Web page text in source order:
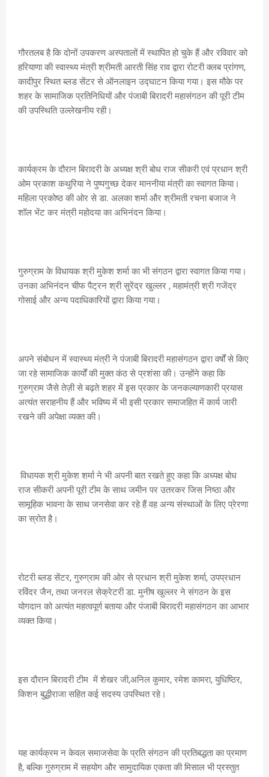
गौरतलब है कि दोनों उपकरण अस्पतालों में स्थापित हो चुके हैं और रविवार को
हरियाणा की स्वास्थ्य मंत्री श्रीमती आरती सिंह राव द्वारा रोटरी क्लब प्रांगण,
कादीपुर स्थित ब्लड सेंटर से ऑनलाइन उद्घाटन किया गया। इस मौके पर
शहर के सामाजिक प्रतिनिधियों और पंजाबी बिरादरी महासंगठन की पूरी टीम
की उपस्थिति उल्लेखनीय रही।
कार्यक्रम के दौरान बिरादरी के अध्यक्ष श्री बोध राज सीकरी एवं प्रधान श्री
ओम प्रकाश कथुरिया ने पुष्पगुच्छ देकर माननीया मंत्री का स्वागत किया।
महिला प्रकोष्ठ की ओर से डा. अलका शर्मा और श्रीमती रचना बजाज ने
शॉल भेंट कर मंत्री महोदया का अभिनंदन किया।
गुरुग्राम के विधायक श्री मुकेश शर्मा का भी संगठन द्वारा स्वागत किया गया।
उनका अभिनंदन चीफ पैट्रन श्री सुरेंद्र खुल्लर , महामंत्री श्री गजेंद्र
गोसाई और अन्य पदाधिकारियों द्वारा किया गया।
अपने संबोधन में स्वास्थ्य मंत्री ने पंजाबी बिरादरी महासंगठन द्वारा वर्षों से किए
जा रहे सामाजिक कार्यों की मुक्त कंठ से प्रशंसा की। उन्होंने कहा कि
गुरुग्राम जैसे तेज़ी से बढ़ते शहर में इस प्रकार के जनकल्याणकारी प्रयास
अत्यंत सराहनीय हैं और भविष्य में भी इसी प्रकार समाजहित में कार्य जारी
रखने की अपेक्षा व्यक्त की।
विधायक श्री मुकेश शर्मा ने भी अपनी बात रखते हुए कहा कि अध्यक्ष बोध
राज सीकरी अपनी पूरी टीम के साथ जमीन पर उतरकर जिस निष्ठा और
सामूहिक भावना के साथ जनसेवा कर रहे हैं वह अन्य संस्थाओं के लिए प्रेरणा
का स्रोत है।
रोटरी ब्लड सेंटर, गुरुग्राम की ओर से प्रधान श्री मुकेश शर्मा, उपप्रधान
रविंदर जैन, तथा जनरल सेक्रेटरी डा. मुनीष खुल्लर ने संगठन के इस
योगदान को अत्यंत महत्वपूर्ण बताया और पंजाबी बिरादरी महासंगठन का आभार
व्यक्त किया।
इस दौरान बिरादरी टीम में शेखर जी,अनिल कुमार, रमेश कामरा, युधिष्ठिर,
किशन बुद्धीराजा सहित कई सदस्य उपस्थित रहे।
यह कार्यक्रम न केवल समाजसेवा के प्रति संगठन की प्रतिबद्धता का प्रमाण
है, बल्कि गुरुग्राम में सहयोग और सामुदायिक एकता की मिसाल भी प्रस्तुत